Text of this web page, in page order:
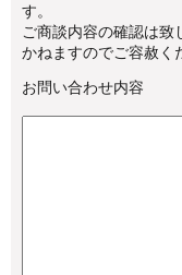
す。
ご商談内容の確認は致
かねますのでご容赦く
お問い合わせ内容